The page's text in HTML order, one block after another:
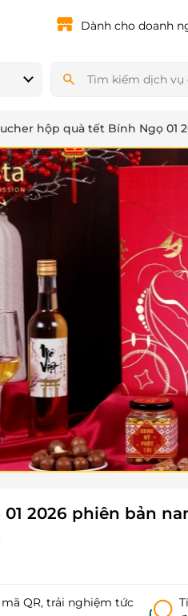
Dành cho doanh
hộp quà tết Bính Ngọ 01
2026 phiên bản
QR, trải nghiệm tức